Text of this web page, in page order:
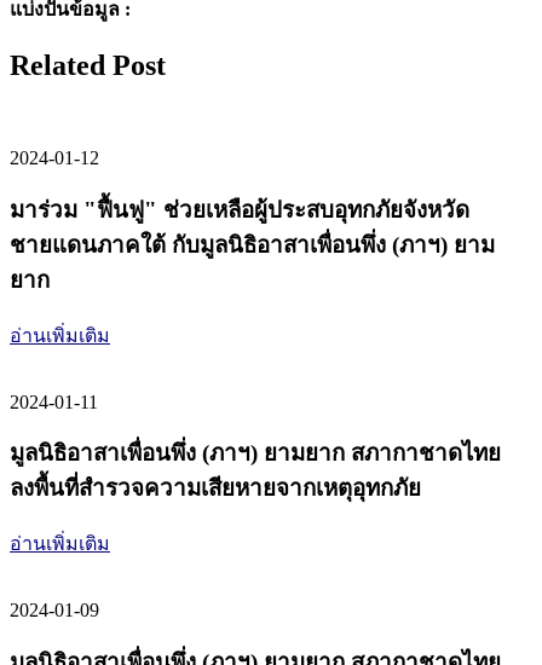
แบ่งปันข้อมูล :
Related Post
2024-01-12
มาร่วม "ฟื้นฟู" ช่วยเหลือผู้ประสบอุทกภัยจังหวัด
ชายแดนภาคใต้ กับมูลนิธิอาสาเพื่อนพึ่ง (ภาฯ) ยาม
ยาก
อ่านเพิ่มเติม
2024-01-11
มูลนิธิอาสาเพื่อนพึ่ง (ภาฯ) ยามยาก สภากาชาดไทย
ลงพื้นที่สำรวจความเสียหายจากเหตุอุทกภัย
อ่านเพิ่มเติม
2024-01-09